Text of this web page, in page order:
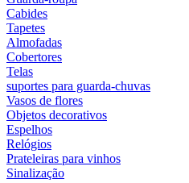
Cabides
Tapetes
Almofadas
Cobertores
Telas
suportes para guarda-chuvas
Vasos de flores
Objetos decorativos
Espelhos
Relógios
Prateleiras para vinhos
Sinalização